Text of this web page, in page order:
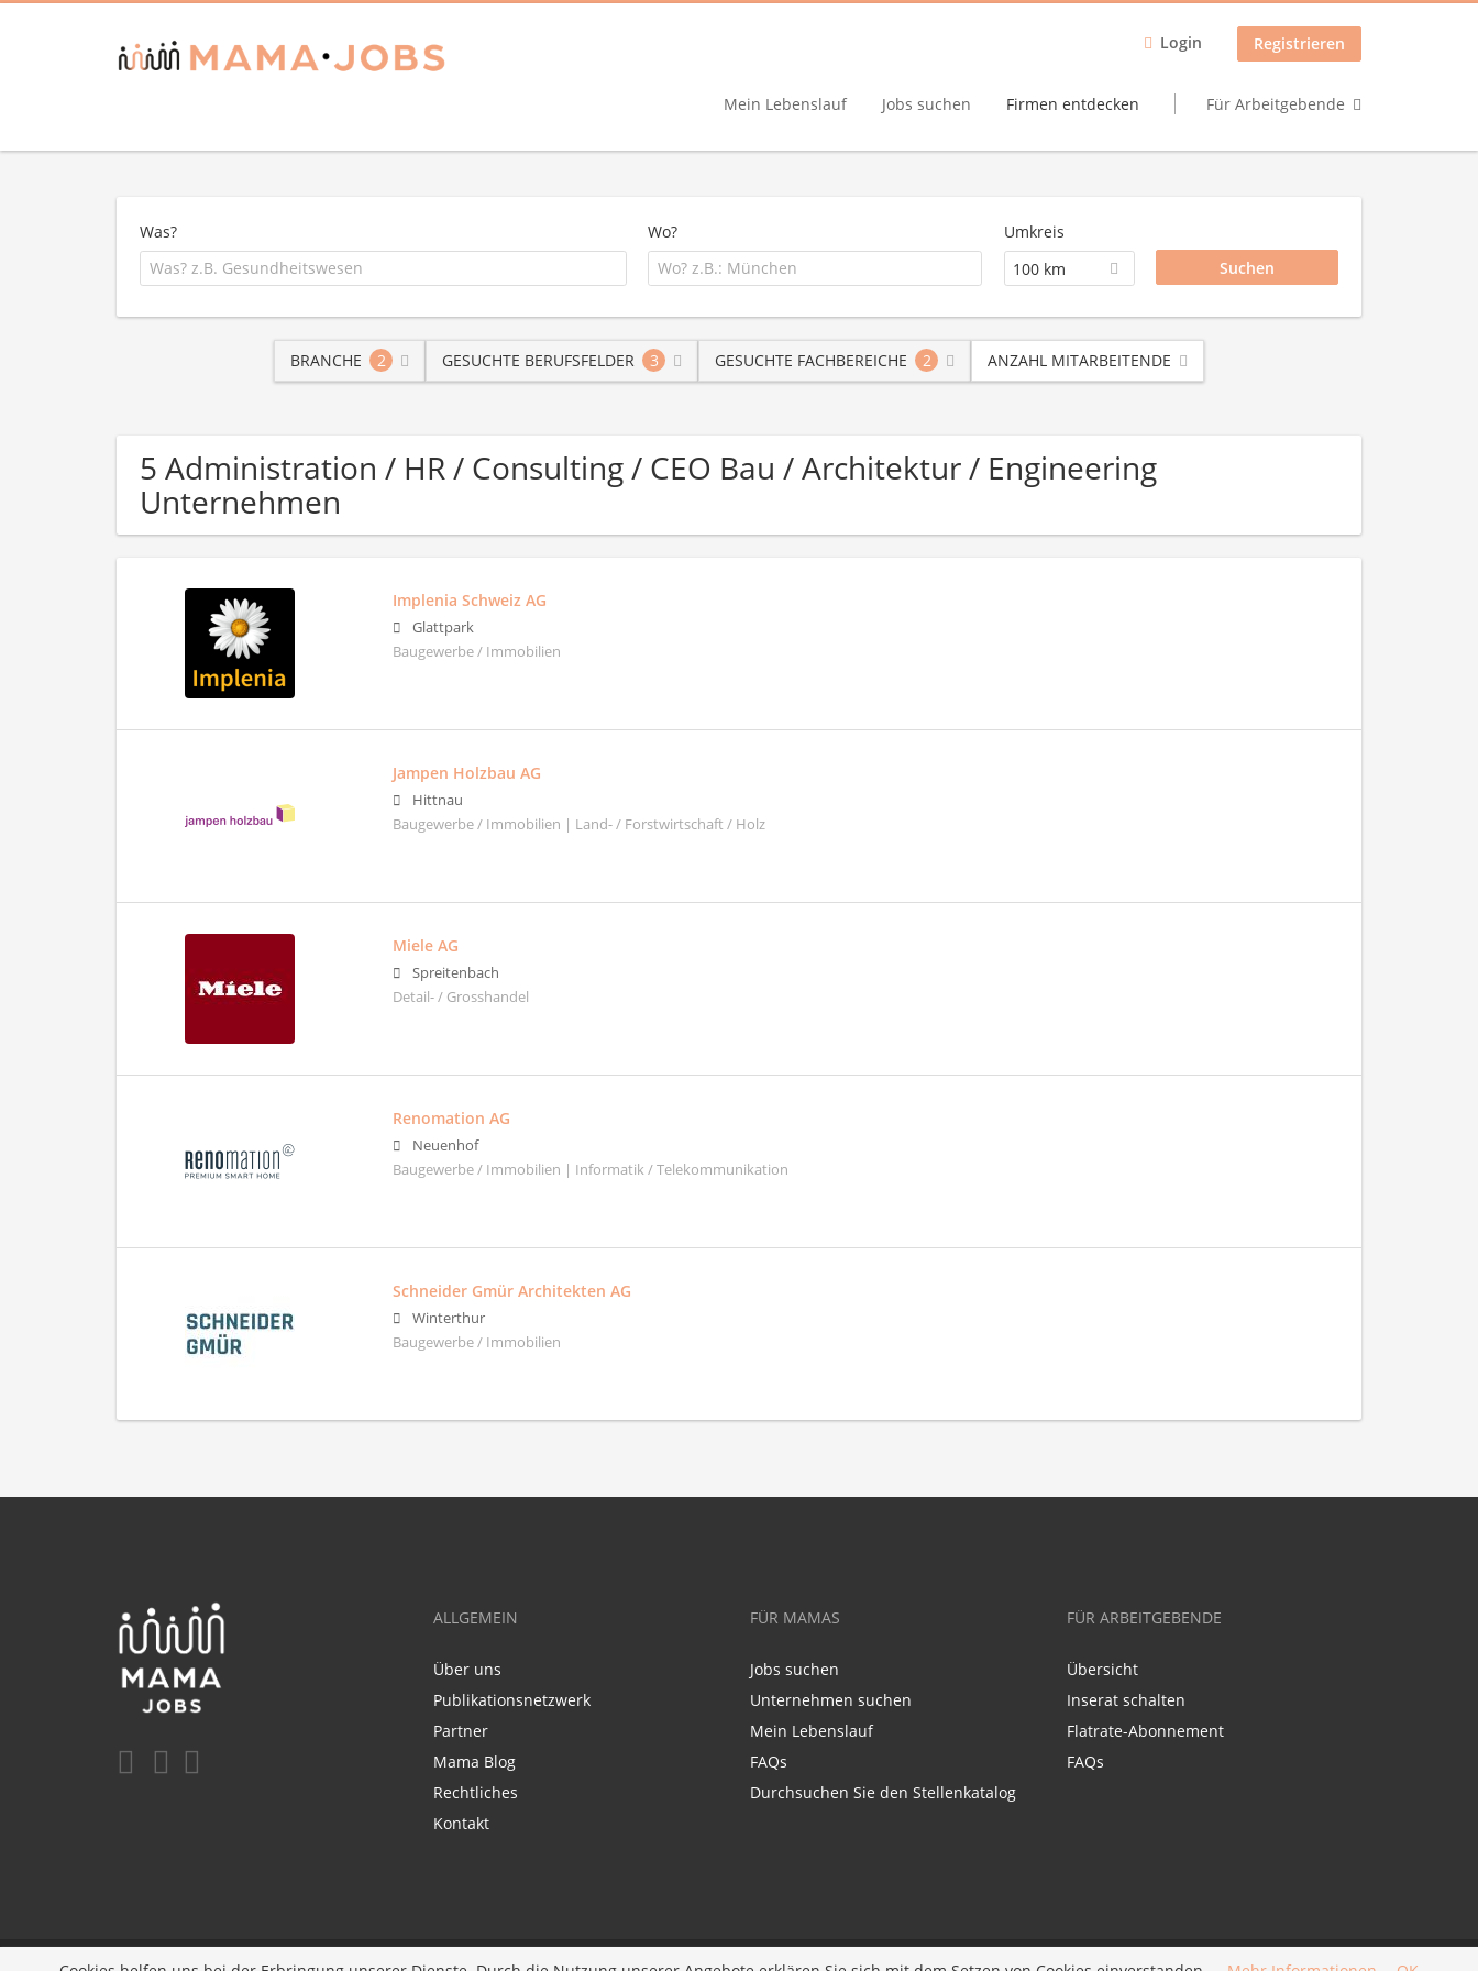
Login Registrieren
Mein Lebenslauf Jobs suchen Firmen entdecken Für Arbeitgebende
Was? Wo?
Umkreis
100 km
BRANCHE 2 GESUCHTE BERUFSFELDER 3 GESUCHTE FACHBEREICHE 2 ANZAHL MITARBEITENDE
5 Administration / HR / Consulting / CEO Bau / Architektur / Engineering
Unternehmen
Implenia Schweiz AG
Glattpark
Baugewerbe / Immobilien
Jampen Holzbau AG
Hittnau
Baugewerbe / Immobilien | Land- / Forstwirtschaft / Holz
Miele AG
Spreitenbach
Detail- / Grosshandel
Renomation AG
Neuenhof
Baugewerbe / Immobilien | Informatik / Telekommunikation
Schneider Gmür Architekten AG
Winterthur
Baugewerbe / Immobilien
ALLGEMEIN
Über uns
Publikationsnetzwerk
Partner
Mama Blog
Rechtliches
Kontakt
FÜR MAMAS
Jobs suchen
Unternehmen suchen
Mein Lebenslauf
FAQs
Durchsuchen Sie den Stellenkatalog
FÜR ARBEITGEBENDE
Übersicht
Inserat schalten
Flatrate-Abonnement
FAQs
Ein Unternehmen derDiversity Job Group GmbH | Entwickelt beiJOBIQO